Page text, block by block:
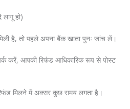
लागू हो)
है, तो पहले अपना बैंक खाता पुनः जांच लें।
करें, आपकी रिफंड आधिकारिक रूप से पोस्ट
मिलने में अक्सर कुछ समय लगता है।